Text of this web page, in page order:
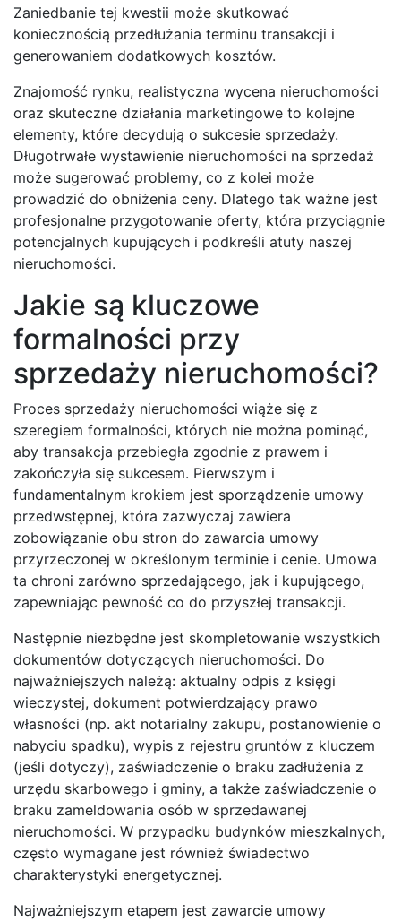
Zaniedbanie tej kwestii może skutkować
koniecznością przedłużania terminu transakcji i
generowaniem dodatkowych kosztów.
Znajomość rynku, realistyczna wycena nieruchomości
oraz skuteczne działania marketingowe to kolejne
elementy, które decydują o sukcesie sprzedaży.
Długotrwałe wystawienie nieruchomości na sprzedaż
może sugerować problemy, co z kolei może
prowadzić do obniżenia ceny. Dlatego tak ważne jest
profesjonalne przygotowanie oferty, która przyciągnie
potencjalnych kupujących i podkreśli atuty naszej
nieruchomości.
Jakie są kluczowe
formalności przy
sprzedaży nieruchomości?
Proces sprzedaży nieruchomości wiąże się z
szeregiem formalności, których nie można pominąć,
aby transakcja przebiegła zgodnie z prawem i
zakończyła się sukcesem. Pierwszym i
fundamentalnym krokiem jest sporządzenie umowy
przedwstępnej, która zazwyczaj zawiera
zobowiązanie obu stron do zawarcia umowy
przyrzeczonej w określonym terminie i cenie. Umowa
ta chroni zarówno sprzedającego, jak i kupującego,
zapewniając pewność co do przyszłej transakcji.
Następnie niezbędne jest skompletowanie wszystkich
dokumentów dotyczących nieruchomości. Do
najważniejszych należą: aktualny odpis z księgi
wieczystej, dokument potwierdzający prawo
własności (np. akt notarialny zakupu, postanowienie o
nabyciu spadku), wypis z rejestru gruntów z kluczem
(jeśli dotyczy), zaświadczenie o braku zadłużenia z
urzędu skarbowego i gminy, a także zaświadczenie o
braku zameldowania osób w sprzedawanej
nieruchomości. W przypadku budynków mieszkalnych,
często wymagane jest również świadectwo
charakterystyki energetycznej.
Najważniejszym etapem jest zawarcie umowy